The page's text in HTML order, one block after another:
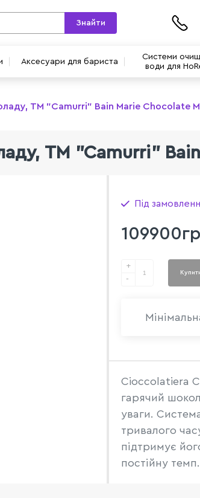
Аксесуари для бариста
Системи
води для
Знайти
TM "Camurri" Bain Marie Chocolate
TM "Camurri"
Під
+
-
Cioccolatiera
гарячий
уваги.
тривалого
підтримує
постійну